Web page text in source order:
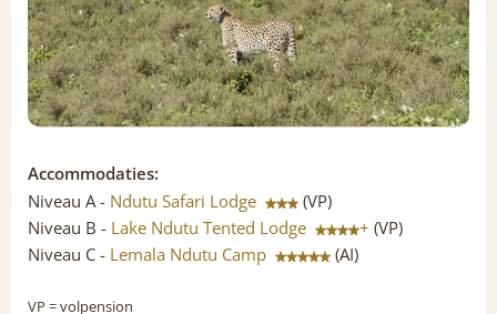
Accommodaties:
Niveau A - Ndutu Safari Lodge
(VP)
Niveau B - Lake Ndutu Tented Lodge + (VP)
Niveau C - Lemala Ndutu Camp (AI)
VP = volpension